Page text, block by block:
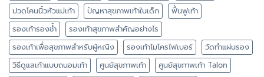
ปวดโคนนิ้วหัวแม่เท้า
ปัญหาสุขภาพเท้าในเด็ก
ฟื้นฟูเท้า
รองเท้ารองช้ำ
รองเท้าสุขภาพสำคัญอย่างไร
รองเท้าเพื่อสุขภาพสำหรับผู้หญิง
รองเท้าไมโครไฟเบอร์
วัดทำแผ่นรอง
วิธีดูแลเท้าแบบถนอมเท้า
ศูนย์สุขภาพเท้า
ศูนย์สุขภาพเท้า Talon